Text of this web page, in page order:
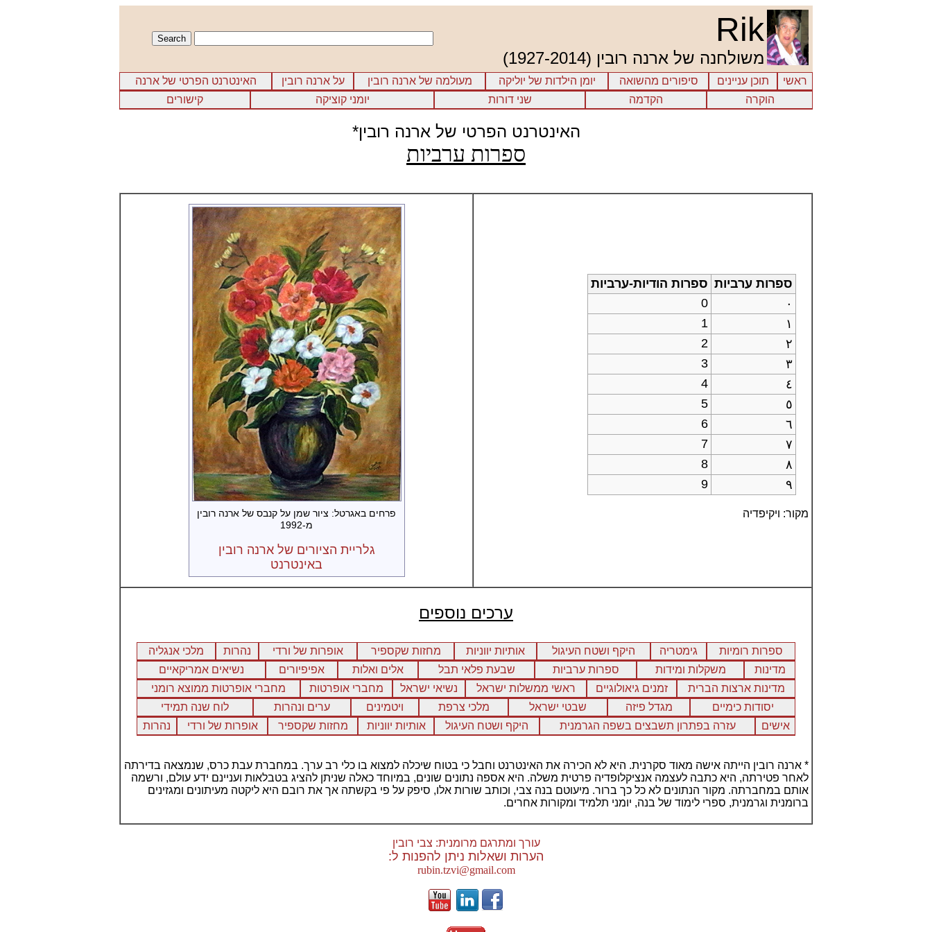
Rik
משולחנה של ארנה רובין (1927-2014)
ראשי תוכן עניינים סיפורים מהשואה יומן הילדות של יוליקה מעולמה של ארנה רובין על ארנה רובין
האינטרנט הפרטי של ארנה
הוקרה
הקדמה שני דורות יומני קוציקה קישורים
האינטרנט הפרטי של ארנה רובין*
ספרות ערביות
ספרות ערביות ספרות הודיות-ערביות
٠
0
١
1
٢
2
٣
3
٤
4
٥
5
٦
6
٧
7
٨
8
٩
9
מקור: ויקיפדיה
פרחים באגרטל: ציור שמן על קנבס של ארנה רובין
מ-1992
גלריית הציורים של ארנה רובין
באינטרנט
ערכים נוספים
ספרות רומיות גימטריה היקף ושטח העיגול אותיות יווניות מחזות שקספיר אופרות של ורדי נהרות
מלכי אנגליה
מדינות
משקלות ומידות ספרות ערביות שבעת פלאי תבל אלים ואלות אפיפיורים
נשיאים אמריקאיים
מדינות ארצות הברית
זמנים גיאולוגיים ראשי ממשלות ישראל נשיאי ישראל מחברי אופרטות
מחברי אופרטות ממוצא רומני
יסודות כימיים
מגדל פיזה שבטי ישראל מלכי צרפת ויטמינים ערים ונהרות
לוח שנה תמידי
אישים
עזרה בפתרון תשבצים בשפה הגרמנית היקף ושטח העיגול אותיות יווניות מחזות שקספיר אופרות של ורדי נהרות
* ארנה רובין הייתה אישה מאוד סקרנית. היא לא הכירה את האינטרנט וחבל כי בטוח שיכלה למצוא בו כלי רב ערך. במחברת עבת כרס, שנמצאה בדירתה
לאחר פטירתה, היא כתבה לעצמה אנציקלופדיה פרטית משלה. היא אספה נתונים שונים, במיוחד כאלה שניתן להציג בטבלאות ועניינם ידע עולם, ורשמה
אותם במחברתה. מקור הנתונים לא כל כך ברור. מיעוטם בנה צבי, וכותב שורות אלו, סיפק על פי בקשתה אך את רובם היא ליקטה מעיתונים ומגזינים
ברומנית וגרמנית, ספרי לימוד של בנה, יומני תלמיד ומקורות אחרים.
עורך ומתרגם מרומנית: צבי רובין
הערות ושאלות ניתן להפנות ל:
rubin.tzvi@gmail.com